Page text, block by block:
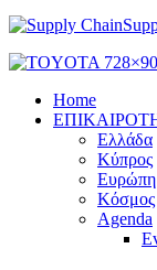
Home
Ελλάδα
Κύπρος
Ευρώπη
Κόσμος
Agenda